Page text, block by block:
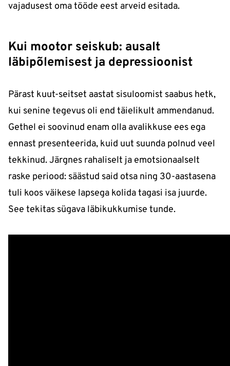
vajadusest oma tööde eest arveid esitada.
Kui mootor seiskub: ausalt
läbipõlemisest ja depressioonist
Pärast kuut-seitset aastat sisuloomist saabus hetk,
kui senine tegevus oli end täielikult ammendanud.
Gethel ei soovinud enam olla avalikkuse ees ega
ennast presenteerida, kuid uut suunda polnud veel
tekkinud. Järgnes rahaliselt ja emotsionaalselt
raske periood: säästud said otsa ning 30-aastasena
tuli koos väikese lapsega kolida tagasi isa juurde.
See tekitas sügava läbikukkumise tunde.